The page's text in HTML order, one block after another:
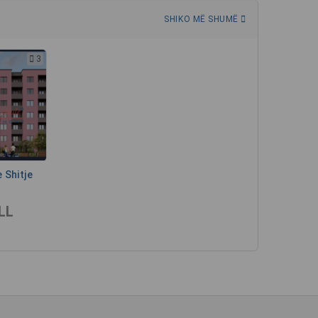
SHIKO MË SHUMË
3
Shitje